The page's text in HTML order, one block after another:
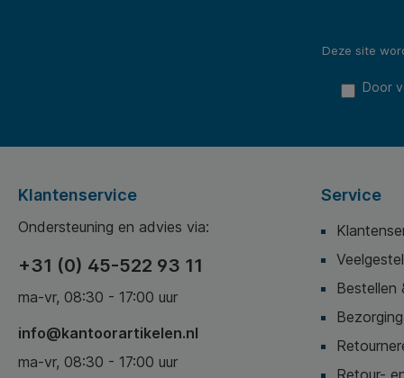
Deze site
Door
Klantenservice
Ondersteuning en advies via:
+31 (0) 45-522 93 11
ma-vr, 08:30 - 17:00 uur
info@kantoorartikelen.nl
ma-vr, 08:30 - 17:00 uur
Service
Bestellen
Retour-